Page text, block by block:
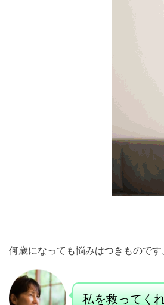
何歳になっても悩みはつきものです
私を救ってく